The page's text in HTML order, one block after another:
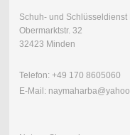
Schuh- und Schlüsseldienst
Obermarktstr. 32
32423 Minden
Telefon: +49 170 8605060
E-Mail: